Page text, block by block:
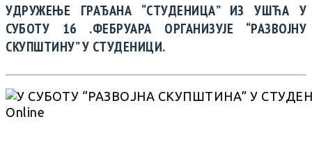
УДРУЖЕЊЕ ГРАЂАНА “СТУДЕНИЦА” ИЗ УШЋА У
СУБОТУ 16 .ФЕБРУАРА ОРГАНИЗУЈЕ “РАЗВОЈНУ
СКУПШТИНУ” У СТУДЕНИЦИ.